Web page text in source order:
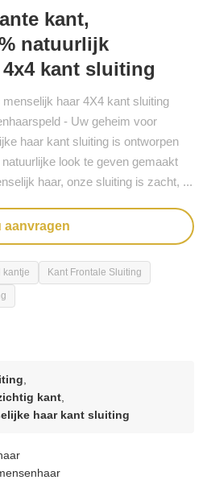
kant,
natuurlijk
kant sluiting
haar 4X4 kant sluiting
- Uw geheim voor
haar kant sluiting is ontworpen
look te geven gemaakt
haar, onze sluiting is zacht, ...
aanvragen
kantje Kant Frontale Sluiting
kant
haar kant sluiting